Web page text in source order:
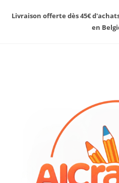
Livraison offerte dès 45€
en